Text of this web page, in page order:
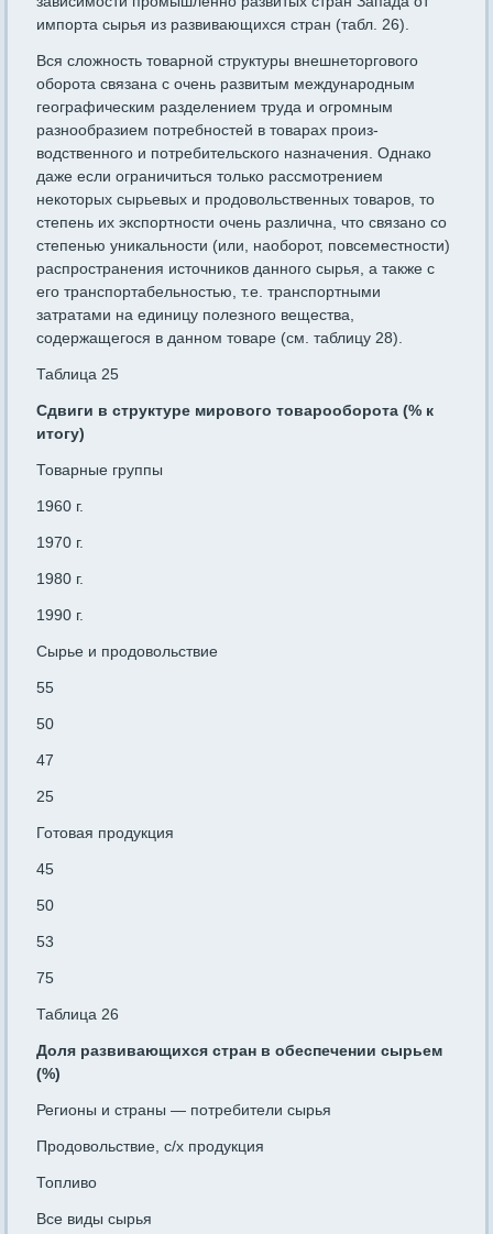
импорта сырья из развивающихся стран (табл. 26).
Вся сложность товарной структуры внешнеторгового
оборота свя­зана с очень развитым международным
географическим разделени­ем труда и огромным
разнообразием потребностей в товарах произ­
водственного и потребительского назначения. Однако
даже если ограничиться только рассмотрением
некоторых сырьевых и про­довольственных товаров, то
степень их экспортности очень различна, что связано со
степенью уникальности (или, наоборот, повсе­местности)
распространения источников данного сырья, а также с
его транспортабельностью, т.е. транспортными
затратами на едини­цу полезного вещества,
содержащегося в данном товаре (см. таб­лицу 28).
Таблица 25
Сдвиги в структуре мирового товарооборота (% к
итогу)
Товарные группы
1960 г.
1970 г.
1980 г.
1990 г.
Сырье и продовольствие
55
50
47
25
Готовая продукция
45
50
53
75
Таблица 26
Доля развивающихся стран в обеспечении сырьем
(%)
Регионы и страны — потребители сырья
Продовольст­вие, с/х продукция
Топливо
Все виды сырья